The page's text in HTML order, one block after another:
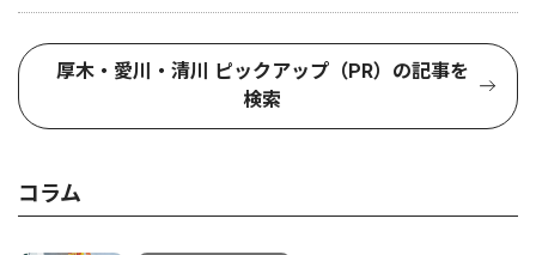
厚木・愛川・清川 ピックアップ（PR）の記事を
検索
コラム